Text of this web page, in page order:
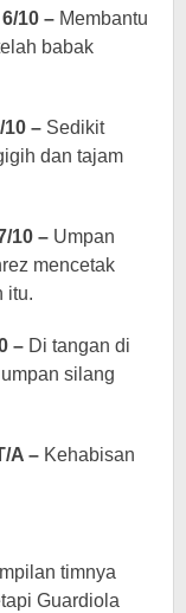
10 – Membantu
babak
10 – Sedikit
dan tajam
10 – Umpan
mencetak
itu.
– Di tangan di
silang
A – Kehabisan
timnya
Guardiola